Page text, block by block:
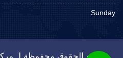
Sunday